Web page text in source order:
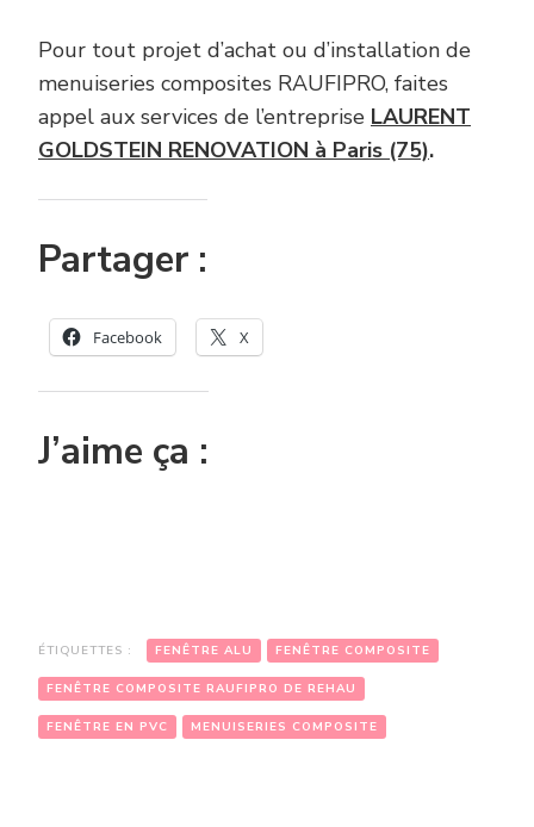
Pour tout projet d’achat ou d’installation de
menuiseries composites RAUFIPRO, faites
appel aux services de l’entreprise LAURENT
GOLDSTEIN RENOVATION à Paris (75).
Partager :
Facebook X
J’aime ça :
ÉTIQUETTES : FENÊTRE ALU FENÊTRE COMPOSITE
FENÊTRE COMPOSITE RAUFIPRO DE REHAU
FENÊTRE EN PVC MENUISERIES COMPOSITE